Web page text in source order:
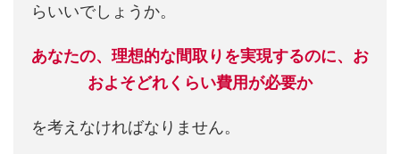
らいいでしょうか。
あなたの、理想的な間取りを実現するのに、お
およそどれくらい費用が必要か
を考えなければなりません。